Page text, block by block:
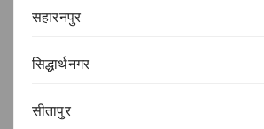
सहारनपुर
सिद्धार्थनगर
सीतापुर